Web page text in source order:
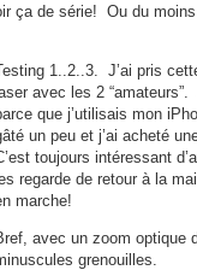
ça de série! Ou du
1..2..3. J’ai pris
avec les 2
que j’utilisais mon
un peu et j’ai acheté
toujours intéressant
regarde de retour à la
marche!
avec un zoom optique
grenouilles.